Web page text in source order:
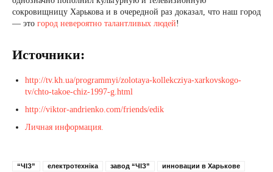
сокровищницу Харькова и в очередной раз доказал, что наш город
— это город невероятно талантливых людей!
Источники:
http://tv.kh.ua/programmyi/zolotaya-kollekcziya-xarkovskogo-
tv/chto-takoe-chiz-1997-g.html
http://viktor-andrienko.com/friends/edik
Личная информация.
“ЧІЗ” електротехніка завод “ЧІЗ” инновации в Харькове